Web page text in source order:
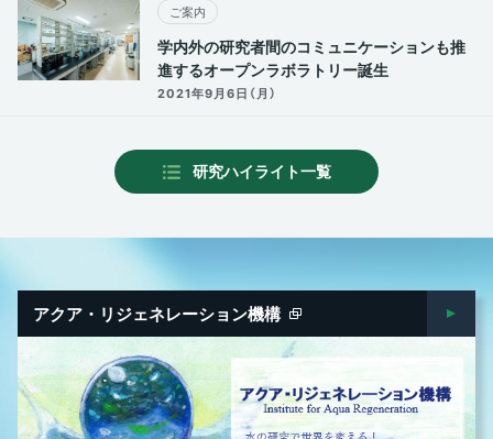
ご案内
学内外の研究者間のコミュニケーションも推
進するオープンラボラトリー誕生
2021年9月6日（月）
研究ハイライト一覧
アクア・リジェネレーション機構